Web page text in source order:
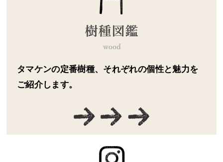
タマケンの定番樹種、それぞれの個性と魅力を
ご紹介します。